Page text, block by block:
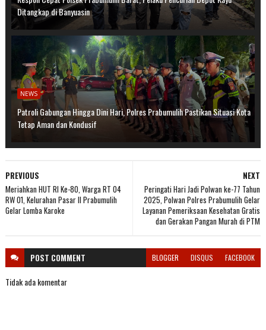
Ditangkap di Banyuasin
NEWS
Patroli Gabungan Hingga Dini Hari, Polres Prabumulih Pastikan Situasi Kota
Tetap Aman dan Kondusif
NEXT
Peringati Hari Jadi Polwan ke-77 Tahun
2025, Polwan Polres Prabumulih Gelar
Layanan Pemeriksaan Kesehatan Gratis
dan Gerakan Pangan Murah di PTM
PREVIOUS
Meriahkan HUT RI Ke-80, Warga RT 04
RW 01, Kelurahan Pasar II Prabumulih
Gelar Lomba Karoke
POST COMMENT BLOGGER DISQUS FACEBOOK
Tidak ada komentar